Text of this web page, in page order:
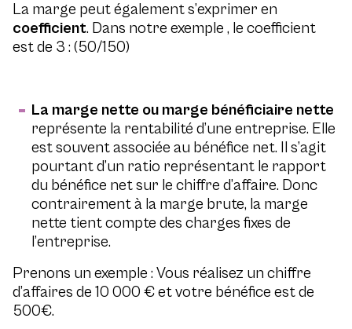
La marge peut également s’exprimer en
coefficient. Dans notre exemple , le coefficient
est de 3 : (50/150)
La marge nette ou marge bénéficiaire nette
représente la rentabilité d’une entreprise. Elle
est souvent associée au bénéfice net. Il s’agit
pourtant d’un ratio représentant le rapport
du bénéfice net sur le chiffre d’affaire. Donc
contrairement à la marge brute, la marge
nette tient compte des charges fixes de
l’entreprise.
Prenons un exemple : Vous réalisez un chiffre
d’affaires de 10 000 € et votre bénéfice est de
500€.